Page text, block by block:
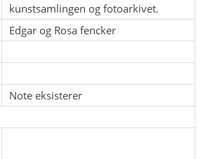
kunstsamlingen og fotoarkivet.
Edgar og Rosa fencker
Note eksisterer